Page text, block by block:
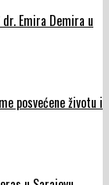
Emira Demira u
posvećene životu i